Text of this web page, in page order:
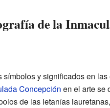
de la
y significados en las
Concepción en el arte se
de las letanías